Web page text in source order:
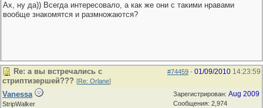
Ах, ну да)) Всегда интересовало, а как же они с такими нравами
вообще знакомятся и размножаются?
#74459 - 01/09/2010 14:23:59
Re: а вы встречались с
стриптизершей??? [Re: Orlane]
Зарегистрирован: Aug 2009
Сообщения: 2,974
Vanessa
StripWalker